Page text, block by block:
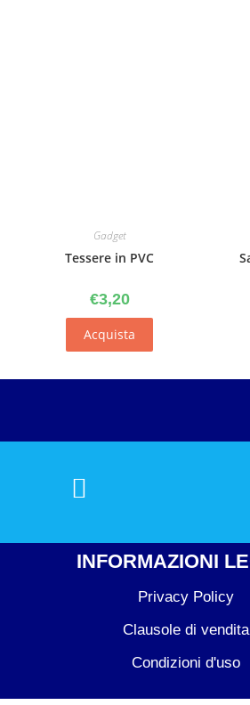
Gadget
Tessere in PVC
€3,20
Acquista
INFORMAZIONI
Privacy Policy
Clausole di vendita
Condizioni d'uso